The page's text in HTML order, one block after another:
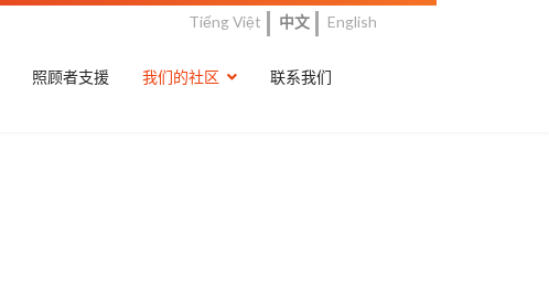
照顾者支援 我们的社区 联系我们
Tiếng Việt 中文 English